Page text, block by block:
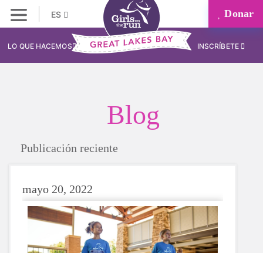
ES Donar
LO QUE HACEMOS INSCRÍBETE
Blog
Publicación reciente
mayo 20, 2022